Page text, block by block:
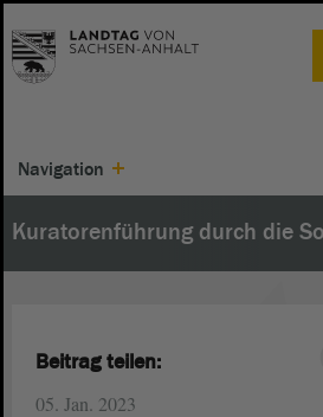
Navigation
Kuratorenführung durch die
05. Jan. 2023
Beitrag teilen: